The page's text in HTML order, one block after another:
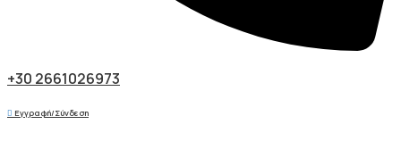
+30 2661026973
Εγγραφή/Σύνδεση